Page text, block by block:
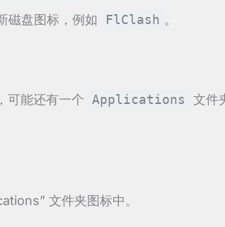
磁盘图标，例如
FlClash 。
可能还有一个 Applications
文件
文件夹图标中。